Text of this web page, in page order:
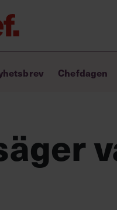
med C+
din chefsassistent i
Chefdagen